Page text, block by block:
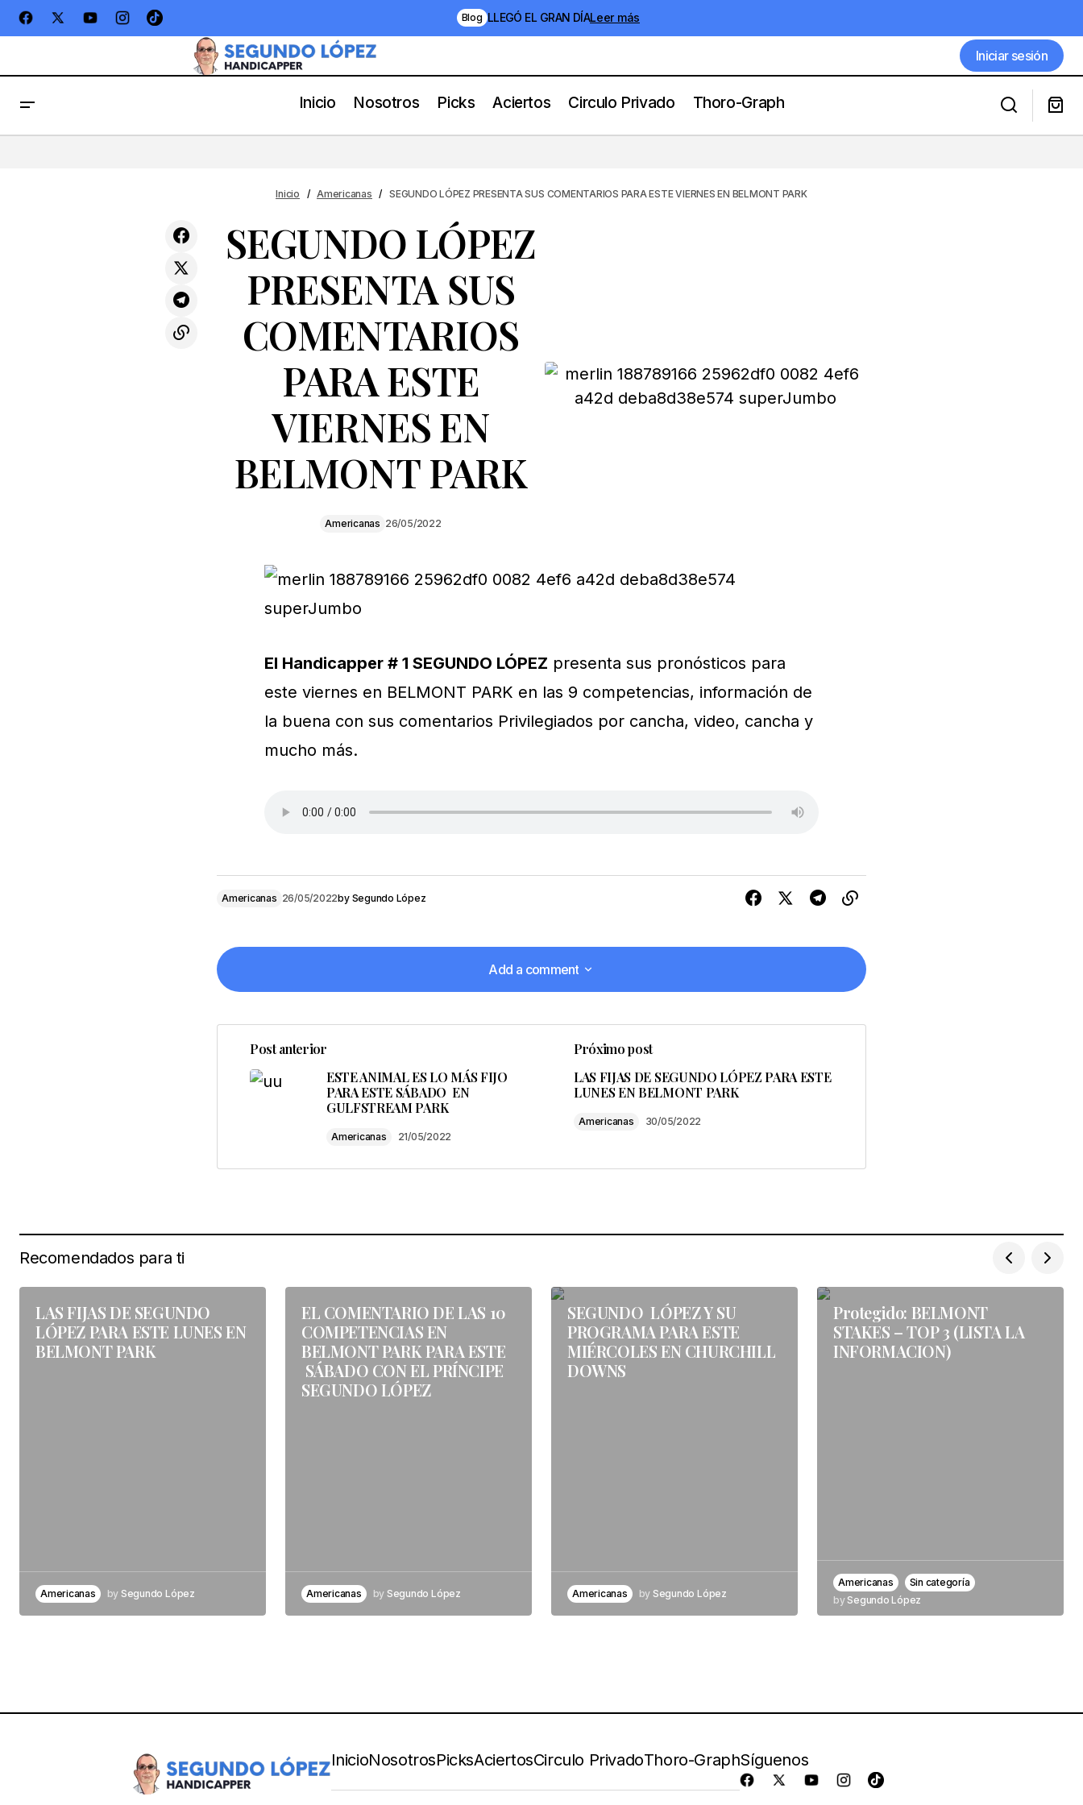
Blog LLEGÓ EL GRAN DÍALeer más
Iniciar sesión
Iniciar sesión
Inicio Nosotros Picks Aciertos Circulo Privado Thoro-Graph
Inicio Americanas SEGUNDO LÓPEZ PRESENTA SUS COMENTARIOS PARA ESTE VIERNES EN BELMONT PARK
SEGUNDO LÓPEZ
PRESENTA SUS
COMENTARIOS
PARA ESTE
VIERNES EN
BELMONT PARK
Americanas 26/05/2022
El Handicapper # 1 SEGUNDO LÓPEZ presenta sus pronósticos para
este viernes en BELMONT PARK en las 9 competencias, información de
la buena con sus comentarios Privilegiados por cancha, video, cancha y
mucho más.
Americanas 26/05/2022by Segundo López
Add a comment
Add a comment
Tu dirección de correo electrónico no será publicada.
Los campos obligatorios están marcados
con*
este navegador para la próxima vez que comente.
Enviar comentario
Post anterior
ESTE ANIMAL ES LO MÁS FIJO
PARA ESTE SÁBADO EN
GULFSTREAM PARK
Americanas 21/05/2022
Próximo post
LAS FIJAS DE SEGUNDO LÓPEZ PARA ESTE
LUNES EN BELMONT PARK
Americanas 30/05/2022
Recomendados para ti
LAS FIJAS DE SEGUNDO
LÓPEZ PARA ESTE LUNES EN
BELMONT PARK
Americanas by Segundo López
EL COMENTARIO DE LAS 10
COMPETENCIAS EN
BELMONT PARK PARA ESTE
SÁBADO CON EL PRÍNCIPE
SEGUNDO LÓPEZ
Americanas by Segundo López
SEGUNDO LÓPEZ Y SU
PROGRAMA PARA ESTE
MIÉRCOLES EN CHURCHILL
DOWNS
Americanas by Segundo López
Protegido: BELMONT
STAKES – TOP 3 (LISTA LA
INFORMACION)
Americanas
Sin categoría
by Segundo López
InicioNosotrosPicksAciertosCirculo PrivadoThoro-GraphSíguenos